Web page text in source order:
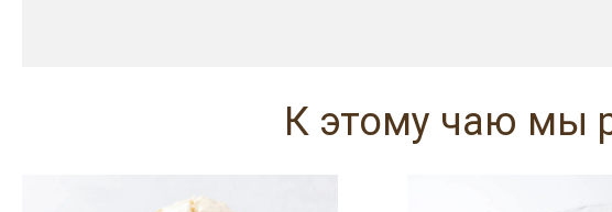
К этому чаю мы